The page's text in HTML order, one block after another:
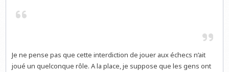
Je ne pense pas que cette interdiction de jouer aux échecs n’ait
joué un quelconque rôle. A la place, je suppose que les gens ont